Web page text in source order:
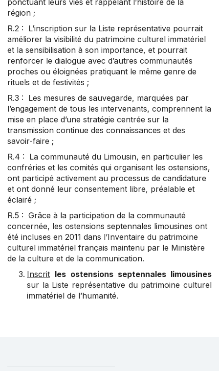
ponctuant leurs vies et rappelant l’histoire de la
région ;
R.2 : L’inscription sur la Liste représentative pourrait
améliorer la visibilité du patrimoine culturel immatériel
et la sensibilisation à son importance, et pourrait
renforcer le dialogue avec d’autres communautés
proches ou éloignées pratiquant le même genre de
rituels et de festivités ;
R.3 : Les mesures de sauvegarde, marquées par
l’engagement de tous les intervenants, comprennent la
mise en place d’une stratégie centrée sur la
transmission continue des connaissances et des
savoir-faire ;
R.4 : La communauté du Limousin, en particulier les
confréries et les comités qui organisent les ostensions,
ont participé activement au processus de candidature
et ont donné leur consentement libre, préalable et
éclairé ;
R.5 : Grâce à la participation de la communauté
concernée, les ostensions septennales limousines ont
été incluses en 2011 dans l’Inventaire du patrimoine
culturel immatériel français maintenu par le Ministère
de la culture et de la communication.
Inscrit les ostensions septennales limousines
sur la Liste représentative du patrimoine culturel
immatériel de l’humanité.